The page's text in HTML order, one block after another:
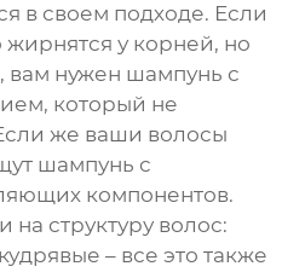
в своем подходе. Если
у корней, но
вам нужен шампунь с
который не
же ваши волосы
шампунь с
компонентов.
структуру волос:
– все это также